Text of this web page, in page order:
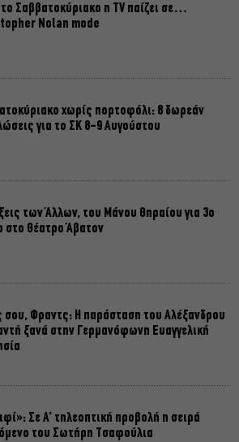
Σαββατοκύριακο η TV παίζει σε…
Nolan mode
χωρίς πορτοφόλι: 8 δωρεάν
για το ΣΚ 8-9 Αυγούστου
των Άλλων, του Μάνου Θηραίου για 3ο
στο Θέατρο Άβατον
σου, Φραντς: Η παράσταση του Αλέξανδρου
ξανά στην Γερμανόφωνη Ευαγγελική
Σε Α’ τηλεοπτική προβολή η σειρά
του Σωτήρη Τσαφούλια